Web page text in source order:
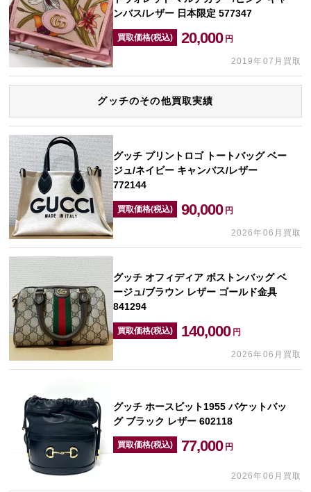
ンバス/レザー 日本限定 577347
買取価格(税込) 20,000 円
2019年07月買取
グッチのその他買取実績
グッチ プリントロゴ トートバッグ ベー
ジュ/ネイビー キャンバス/レザー
772144
買取価格(税込) 90,000 円
2026年06月買取
グッチ オフィディア ボストンバッグ ベ
ージュ/ブラウン レザー ゴールド金具
841294
買取価格(税込) 140,000 円
2026年06月買取
グッチ ホースビット1955 バケットバッ
グ ブラック レザー 602118
買取価格(税込) 77,000 円
2026年06月買取